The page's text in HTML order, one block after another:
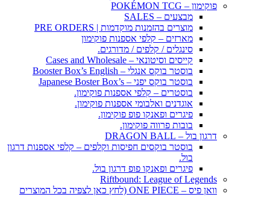
פוקימון – POKÉMON TCG
מבצעים – SALES
מוצרים בהזמנות מוקדמות | PRE ORDERS
מארזים – קלפי אספנות פוקימון
סינגלים / קלפים / מדורגים.
קייסים וסיטונאי – Cases and Wholesale
בוסטר בוקס אנגלי – Booster Box’s English
בוסטר בוקס יפני – Japanese Boster Box’s
בוסטרים – קלפי אספנות פוקימון.
אוגדנים ואלבומי אספנות פוקימון.
פיגרים ופאנקו פופ פוקימון.
בובות פרווה פוקימון.
דרגון בול – DRAGON BALL
בוסטר בוקסים חפיסות וקלפים – קלפי אספנות דרגון
בול.
פיגרים ופאנקו פופ דרגון בול.
Riftbound: League of Legends
וואן פיס – ONE PIECE (לחץ כאן לצפיה בכל המוצרים